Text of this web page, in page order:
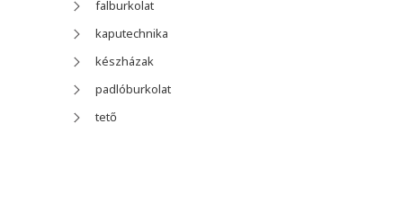
falburkolat
kaputechnika
készházak
padlóburkolat
tető